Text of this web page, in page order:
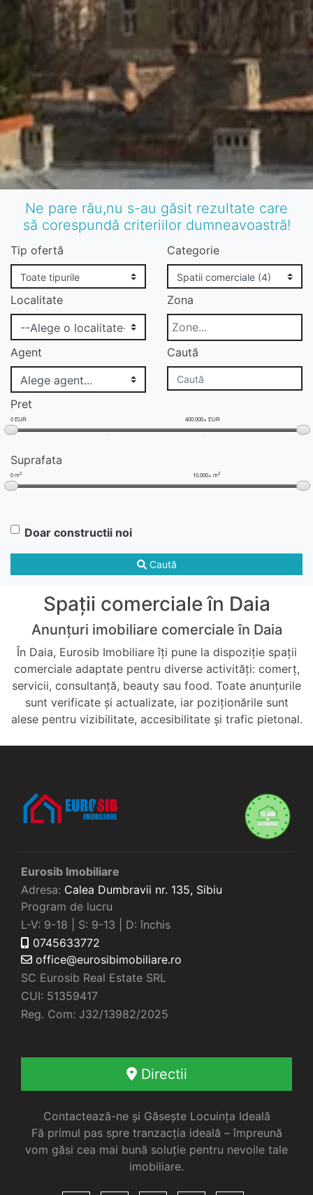
Ne pare rău,nu s-au găsit rezultate care
să corespundă criteriilor dumneavoastră!
Tip ofertă Categorie
Localitate Zona
Agent Caută
Pret
0 EUR 400.000+ EUR
Suprafata
0 m2 10.000+ m2
Doar constructii noi
Caută
Spații comerciale în Daia
Anunțuri imobiliare comerciale în Daia
În Daia, Eurosib Imobiliare îți pune la dispoziție spații
comerciale adaptate pentru diverse activități: comerț,
servicii, consultanță, beauty sau food. Toate anunțurile
sunt verificate și actualizate, iar poziționările sunt
alese pentru vizibilitate, accesibilitate și trafic pietonal.
Eurosib Imobiliare
Adresa: Calea Dumbravii nr. 135, Sibiu
Program de lucru
L-V: 9-18 | S: 9-13 | D: închis
0745633772
office@eurosibimobiliare.ro
SC Eurosib Real Estate SRL
CUI: 51359417
Reg. Com: J32/13982/2025
Directii
Contactează-ne și Găsește Locuința Ideală
Fă primul pas spre tranzacția ideală – împreună
vom găsi cea mai bună soluție pentru nevoile tale
imobiliare.